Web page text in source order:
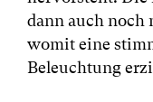
dann auch noch
womit eine
Beleuchtung